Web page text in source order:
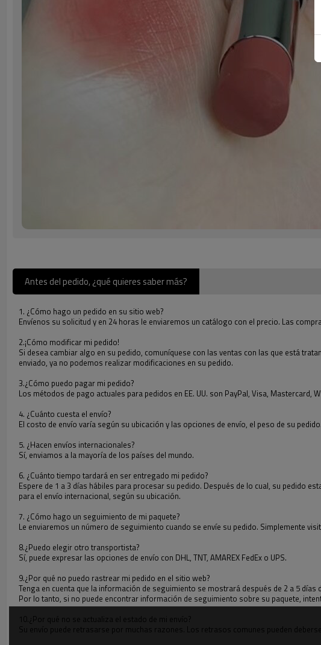
Antes del pedido, ¿qué quieres saber más?
1. ¿Cómo hago un pedido en su sitio web?
Envíenos su solicitud y en 24 horas le enviaremos un catálogo con el precio. Las
2.¡Cómo modificar mi pedido!
Si desea cambiar algo en su pedido, comuníquese con las ventas con las que está
enviado, ya no podemos realizar modificaciones en su pedido.
3.¿Cómo puedo pagar mi pedido?
Los métodos de pago actuales para pedidos en EE. UU. son PayPal, Visa, Mastercard,
4. ¿Cuánto cuesta el envío?
El costo de envío varía según su ubicación y las opciones de envío, el peso de su pedido.
5. ¿Hacen envíos internacionales?
Sí, enviamos a la mayoría de los países del mundo.
6. ¿Cuánto tiempo tardará en ser entregado mi pedido?
Espere de 1 a 3 días hábiles para procesar su pedido. Después de lo cual, su pedido
para el envío internacional, según su ubicación.
7. ¿Cómo hago un seguimiento de mi paquete?
Le enviaremos un número de seguimiento cuando se envíe su pedido. Simplemente
8.¿Puedo elegir otro transportista?
Sí, puede expresar las opciones de envío con DHL, TNT, AMAREX FedEx o UPS.
9.¿Por qué no puedo rastrear mi pedido en el sitio web?
Tenga en cuenta que la información de seguimiento se mostrará después de 2 a 5 días
Por lo tanto, si no puede encontrar información de seguimiento sobre su paquete,
10.¿Por qué no se actualiza el estado de mi envío?
Su envío puede retrasarse por muchas razones. Los retrasos comunes pueden